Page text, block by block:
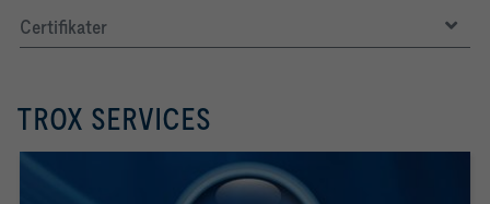
Certifikater
TROX SERVICES